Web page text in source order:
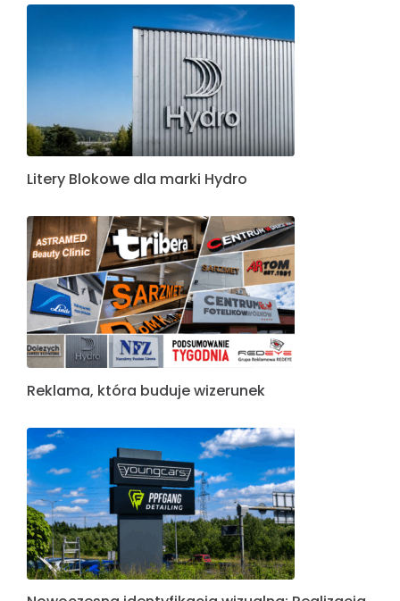
Litery Blokowe dla marki Hydro
Reklama, która buduje wizerunek